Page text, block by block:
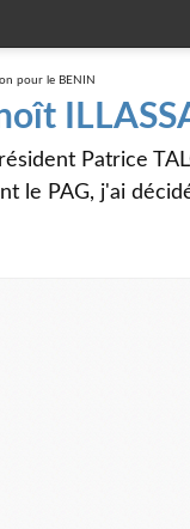
Patrice
le PAG, j'ai